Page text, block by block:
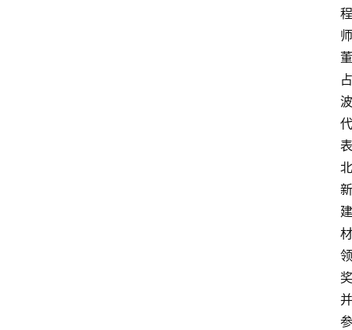
程
师
董
占
波
代
表
北
新
建
材
领
奖
并
参